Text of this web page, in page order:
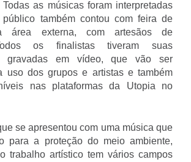
Todas as músicas foram interpretadas
também contou com feira de
área externa, com artesãos de
os finalistas tiveram suas
gravadas em vídeo, que vão ser
uso dos grupos e artistas e também
nas plataformas da Utopia no
se apresentou com uma música que
para a proteção do meio ambiente,
trabalho artístico tem vários campos